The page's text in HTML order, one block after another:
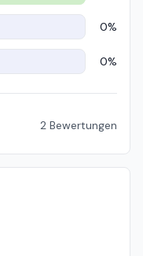
0%
0%
2 Bewertungen